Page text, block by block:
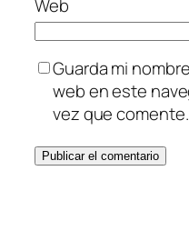
Web
Guarda mi
web en este
vez que comente.